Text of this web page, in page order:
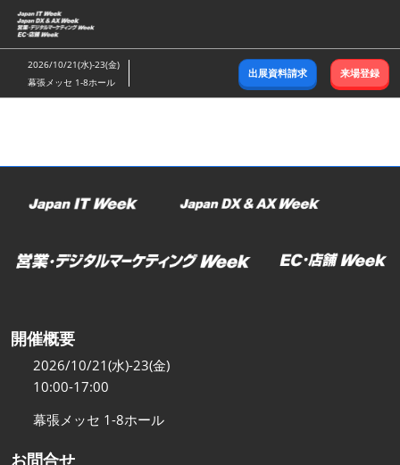
ス
キ
ッ
し
む
2026/10/21(水)-23(金)
幕張メッセ 1-8ホール
出展資料請求 来場登録
開催概要
2026/10/21(水)-23(金)
10:00-17:00
幕張メッセ 1-8ホール
お問合せ